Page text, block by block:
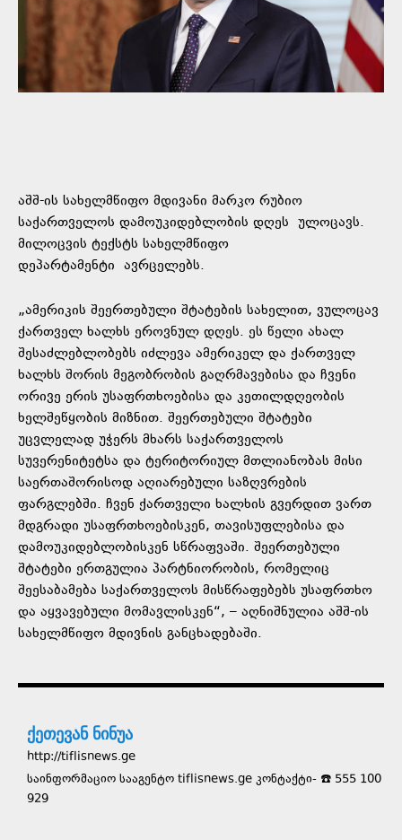
აშშ-ის სახელმწიფო მდივანი მარკო რუბიო
საქართველოს დამოუკიდებლობის დღეს ულოცავს.
მილოცვის ტექსტს სახელმწიფო
დეპარტამენტი ავრცელებს.
„ამერიკის შეერთებული შტატების სახელით, ვულოცავ
ქართველ ხალხს ეროვნულ დღეს. ეს წელი ახალ
შესაძლებლობებს იძლევა ამერიკელ და ქართველ
ხალხს შორის მეგობრობის გაღრმავებისა და ჩვენი
ორივე ერის უსაფრთხოებისა და კეთილდღეობის
ხელშეწყობის მიზნით. შეერთებული შტატები
უცვლელად უჭერს მხარს საქართველოს
სუვერენიტეტსა და ტერიტორიულ მთლიანობას მისი
საერთაშორისოდ აღიარებული საზღვრების
ფარგლებში. ჩვენ ქართველი ხალხის გვერდით ვართ
მდგრადი უსაფრთხოებისკენ, თავისუფლებისა და
დამოუკიდებლობისკენ სწრაფვაში. შეერთებული
შტატები ერთგულია პარტნიორობის, რომელიც
შეესაბამება საქართველოს მისწრაფებებს უსაფრთხო
და აყვავებული მომავლისკენ“, – აღნიშნულია აშშ-ის
სახელმწიფო მდივნის განცხადებაში.
ქეთევან ნინუა
http://tiflisnews.ge
საინფორმაციო სააგენტო tiflisnews.ge კონტაქტი- ☎️ 555 100
929